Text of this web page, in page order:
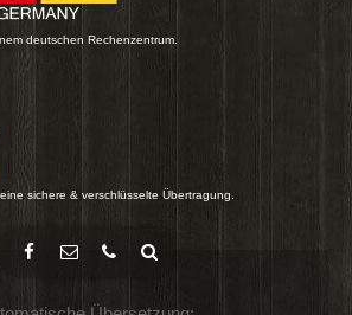
deutschen Rechenzentrum.
sichere & verschlüsselte Übertragung.